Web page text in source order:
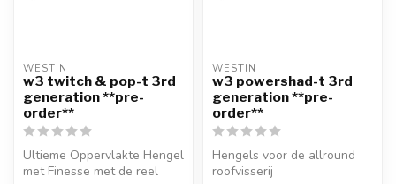
WESTIN
w3 twitch & pop-t 3rd
generation **pre-
order**
Ultieme Oppervlakte Hengel
met Finesse met de reel
WESTIN
w3 powershad-t 3rd
generation **pre-
order**
Hengels voor de allround
roofvisserij